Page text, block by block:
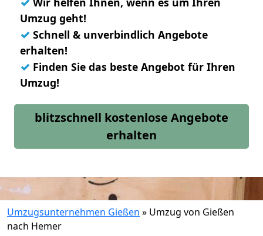
Umzug geht!
✓ Schnell & unverbindlich Angebote
erhalten!
✓ Finden Sie das beste Angebot für Ihren
Umzug!
blitzschnell kostenlose Angebote
erhalten
Umzugsunternehmen Gießen » Umzug von Gießen
nach Hemer